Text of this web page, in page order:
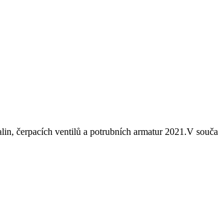
čerpacích ventilů a potrubních armatur 2021.V